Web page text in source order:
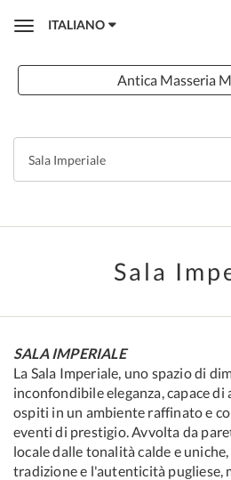
ToggleITALIANO
Antica Masseria
Sala
SALA IMPERIALE
La Sala Imperiale, uno spazio di
inconfondibile eleganza, capace di
ospiti in un ambiente raffinato e
eventi di prestigio. Avvolta da
locale dalle tonalità calde e
tradizione e l'autenticità pugliese,